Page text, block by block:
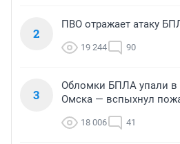
2
ПВО отражает атаку
19 244 90
3
Обломки БПЛА упали в
Омска — вспыхнул
18 006 41